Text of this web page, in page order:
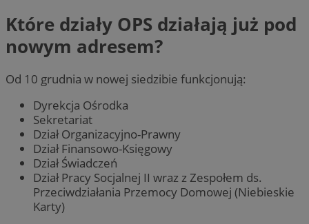
Które działy OPS działają już pod
nowym adresem?
Od 10 grudnia w nowej siedzibie funkcjonują:
Dyrekcja Ośrodka
Sekretariat
Dział Organizacyjno-Prawny
Dział Finansowo-Księgowy
Dział Świadczeń
Dział Pracy Socjalnej II wraz z Zespołem ds.
Przeciwdziałania Przemocy Domowej (Niebieskie
Karty)